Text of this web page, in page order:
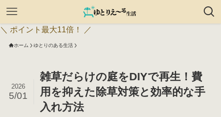
＼ ポイント最大11倍！ ／
ホーム ゆとりのある生活
雑草だらけの庭をDIYで再生！費
用を抑えた除草対策と効率的な手
入れ方法
2026
5/01